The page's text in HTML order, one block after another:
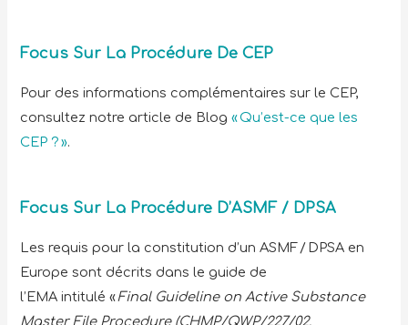
Focus Sur La Procédure De CEP
Pour des informations complémentaires sur le CEP,
consultez notre article de Blog« Qu’est-ce que les
CEP ? ».
Focus Sur La Procédure D’ASMF / DPSA
Les requis pour la constitution d’un ASMF / DPSA en
Europe sont décrits dans le guide de
l’EMA intitulé «Final Guideline on Active Substance
Master File Procedure (CHMP/QWP/227/02,